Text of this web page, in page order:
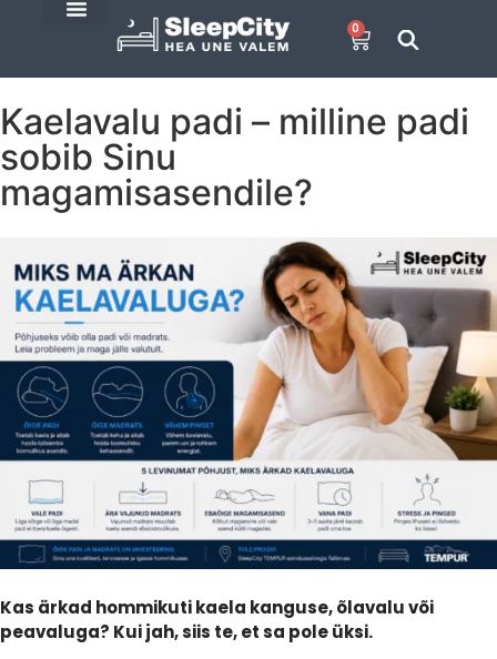
0
Kaelavalu padi – milline padi
sobib Sinu
magamisasendile?
Kas ärkad hommikuti kaela kanguse, õlavalu või
peavaluga? Kui jah, siis te, et sa pole üksi.